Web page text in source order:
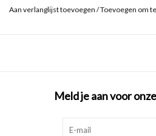
Aan verlanglijst toevoegen /Toevoegen om
Meld je aan voor